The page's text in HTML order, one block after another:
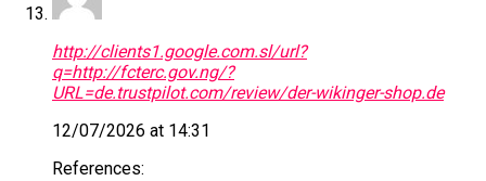
http://clients1.google.com.sl/url?
q=http://fcterc.gov.ng/?
URL=de.trustpilot.com/review/der-wikinger-shop.de
12/07/2026 at 14:31
References: